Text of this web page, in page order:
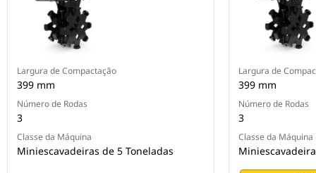
Largura de Compactação
399 mm
Número de Rodas
3
Classe da Máquina
Miniescavadeiras de 5 Toneladas
Largura de
399 mm
Número de Rodas
3
Classe da Máquina